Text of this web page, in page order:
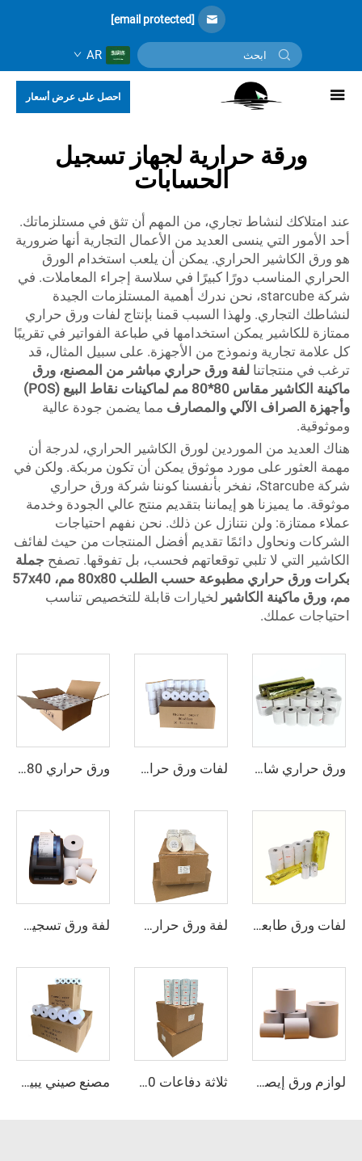
[email protected]
AR
احصل على عرض أسعار
ورقة حرارية لجهاز تسجيل
الحسابات
عند امتلاكك لنشاط تجاري، من المهم أن تثق في مستلزماتك.
أحد الأمور التي ينسى العديد من الأعمال التجارية أنها ضرورية
هو ورق الكاشير الحراري. يمكن أن يلعب استخدام الورق
الحراري المناسب دورًا كبيرًا في سلاسة إجراء المعاملات. في
شركة starcube، نحن ندرك أهمية المستلزمات الجيدة
لنشاطك التجاري. ولهذا السبب قمنا بإنتاج لفات ورق حراري
ممتازة للكاشير يمكن استخدامها في طباعة الفواتير في تقريبًا
كل علامة تجارية ونموذج من الأجهزة. على سبيل المثال، قد
ترغب في منتجاتنا لفة ورق حراري مباشر من المصنع، ورق
ماكينة الكاشير مقاس 80*80 مم لماكينات نقاط البيع (POS)
وأجهزة الصراف الآلي والمصارف مما يضمن جودة عالية
وموثوقية.
هناك العديد من الموردين لورق الكاشير الحراري، لدرجة أن
مهمة العثور على مورد موثوق يمكن أن تكون مربكة. ولكن في
شركة Starcube، نفخر بأنفسنا كوننا شركة ورق حراري
موثوقة. ما يميزنا هو إيماننا بتقديم منتج عالي الجودة وخدمة
عملاء ممتازة: ولن نتنازل عن ذلك. نحن نفهم احتياجات
الشركات ونحاول دائمًا تقديم أفضل المنتجات من حيث لفائف
الكاشير التي لا تلبي توقعاتهم فحسب، بل تفوقها. تصفح جملة
بكرات ورق حراري مطبوعة حسب الطلب 80x80 مم، 57x40
مم، ورق ماكينة الكاشير لخيارات قابلة للتخصيص تناسب
احتياجات عملك.
ورق حراري شائع 2023، 80 مم، 57 مم، يدعم أنماطًا مخصصة، صُنع في الصين لفات ورق حراري احترافية قابلة لإعادة التدوير لسجلات الكاشير 80x50، لفات ورق حراري نقدية ورق حراري 80*50 مم، سعر رخيص، وجودة عالية، طباعة مباشرة من المصنع، واضحة ومناسبة لآلة نقاط البيع (POS) وآلة الصراف الآلي (ATM)
لفات ورق طابعة حرارية مقاومة للماء والرطوبة مقاس 80 مم، ورق كاشير لماكينات نقاط البيع (POS) لفة ورق حراري جاف سريع Fsat بوزن 35 جم/م²، 41 جم/م²، 50 جم/م²، 60 جم/م²، 70 جم/م²، 90 جم/م²، 80×80، ورق تحويل حراري بالجملة لفة ورق تسجيل نقدي حراري عالية الجودة من لب خشب نقي 100%، مقاس 80x80 مم، للأنظمة النقاطية (POS) وأجهزة الصراف الآلي والبنوك
لوازم ورق إيصالات حرارية رخيصة عالية الجودة بالجملة مقاس 80*80 مم لأنظمة الكاشير ثلاثة دفاعات 50*30 60*40 لفة ملصقات ورق حراري وورق 40*30 مصنع صيني يبيع بالجملة ويخصص أحجام مختلفة من لفائف الطابعة 57*40 مم، ورق حراري لماكينة الكاشير، لفائف 57 مم